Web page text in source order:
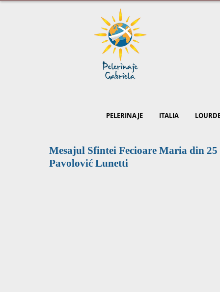
PELERINAJE ITALIA
Mesajul Sfintei Fecioare Maria din
Pavolović Lunetti